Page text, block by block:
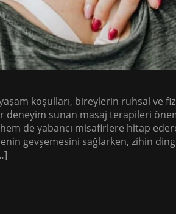
koşulları, bireylerin ruhsal ve
deneyim sunan masaj terapileri
de yabancı misafirlere hitap
gevşemesini sağlarken, zihin